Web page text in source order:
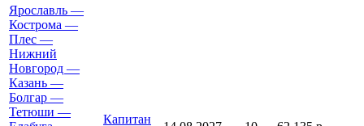
Ярославль —
Кострома —
Плес —
Нижний
Новгород —
Казань —
Болгар —
Тетюши —
Капитан